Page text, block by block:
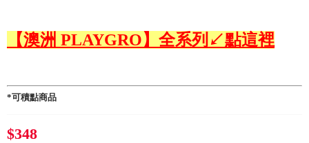
合作提案
【澳洲 PLAYGRO】全系列↙點這裡
*可積點商品
$348